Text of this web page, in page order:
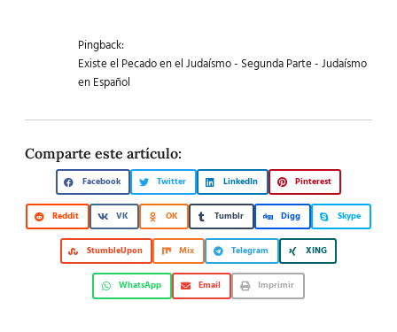
Pingback:
Existe el Pecado en el Judaísmo - Segunda Parte - Judaísmo
en Español
Comparte este artículo:
Facebook Twitter LinkedIn Pinterest
Reddit VK OK Tumblr Digg Skype
StumbleUpon Mix Telegram XING
WhatsApp Email Imprimir